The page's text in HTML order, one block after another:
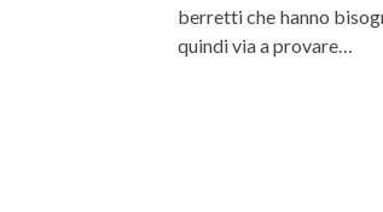
berretti che hanno
quindi via a provare…